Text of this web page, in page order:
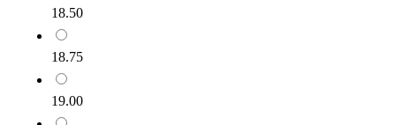
18.50
18.75
19.00